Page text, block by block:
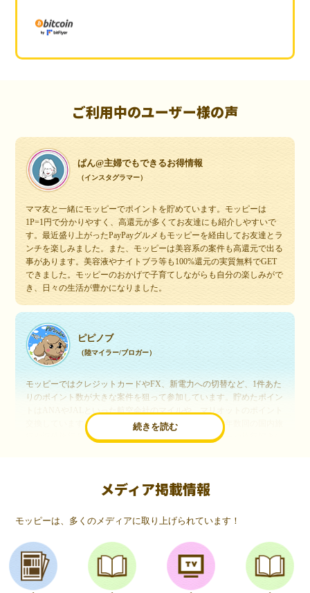
ご利用中のユーザー様の声
ぱん@主婦でもできるお得情報
（インスタグラマー）
ママ友と一緒にモッピーでポイントを貯めています。モッピーは
1P=1円で分かりやすく、高還元が多くてお友達にも紹介しやすいで
す。最近盛り上がったPayPayグルメもモッピーを経由してお友達とラ
ンチを楽しみました。また、モッピーは美容系の案件も高還元で出る
事があります。美容液やナイトブラ等も100%還元の実質無料でGET
できました。モッピーのおかげで子育てしながらも自分の楽しみがで
き、日々の生活が豊かになりました。
続きを読む
ピピノブ
（陸マイラー/ブロガー）
モッピーではクレジットカードやFX、新電力への切替など、1件あた
りのポイント数が大きな案件を狙って参加しています。貯めたポイン
トはANAやJALといった航空会社のマイルや、マリオットのポイント
交換しています。このようにすることで、ほぼ無料で年数回の国内旅
行や海外旅行を実現しています。モッピーは陸マイラーや旅行好きに
いつものネットショッピングが、モッピーでお得
（20代・女性）
友達に勧められてモッピーをはじめました。空いた時間にスマホで買
い物をすることが多いのですが、モッピーを経由するだけでショップ
のポイントとモッピーのポイントが二重で貯まることを知り、ビック
リ…！いつものネットショッピングをモッピーを経由するだけでポイ
メディア掲載情報
モッピーは、多くのメディアに取り上げられています！